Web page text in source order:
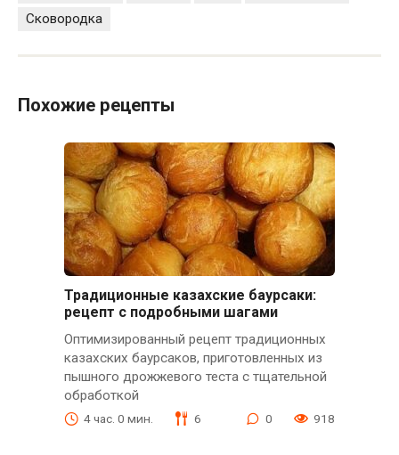
Сковородка
Похожие рецепты
Традиционные казахские баурсаки:
рецепт с подробными шагами
Оптимизированный рецепт традиционных
казахских баурсаков, приготовленных из
пышного дрожжевого теста с тщательной
обработкой
4 час. 0 мин. 6 0 918